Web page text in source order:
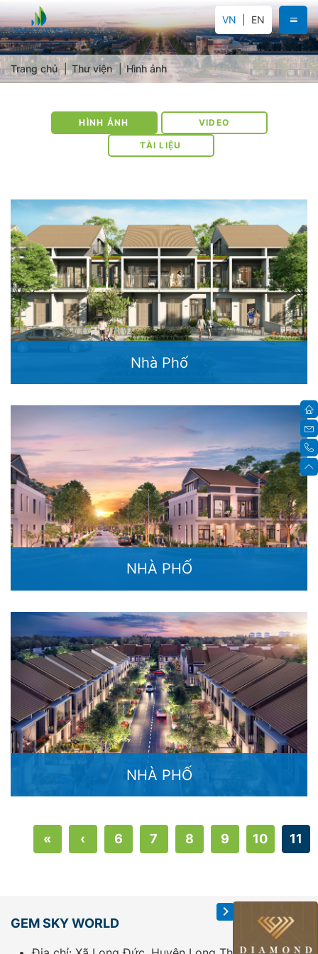
VN EN
Trang chủ Thư viện Hình ảnh
HÌNH ẢNH VIDEO
TÀI LIỆU
Nhà Phố
NHÀ PHỐ
NHÀ PHỐ
« ‹ 6 7 8 9 10 11
GEM SKY WORLD